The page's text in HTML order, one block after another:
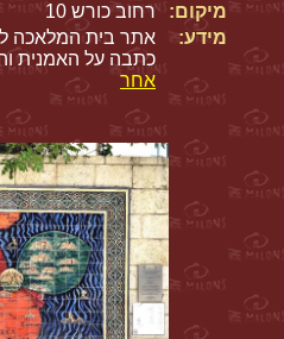
מיקום:
רחוב כורש 10
מידע:
אתר בית המלאכה
כתבה על האמנית
אחר